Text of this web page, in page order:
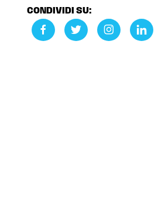
CONDIVIDI SU: